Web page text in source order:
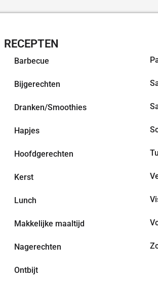
RECEPTEN
Barbecue
Bijgerechten
Dranken/Smoothies
Hapjes
Hoofdgerechten
Kerst
Lunch
Makkelijke maaltijd
Nagerechten
Ontbijt